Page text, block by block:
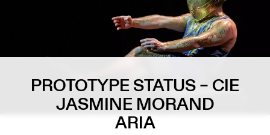
About
EN
PROTOTYPE STATUS – CIE
JASMINE MORAND
ARIA